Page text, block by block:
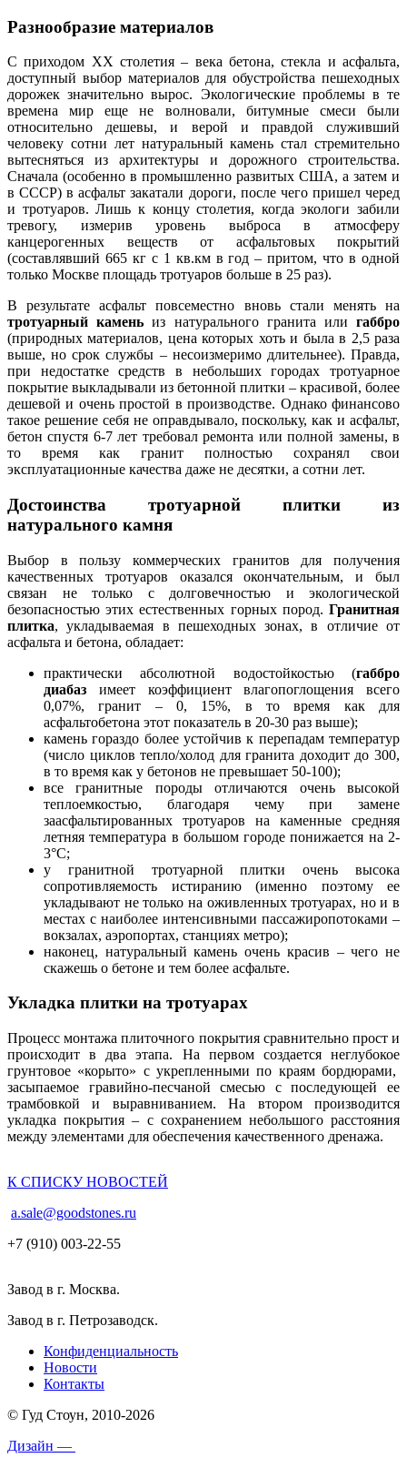
Разнообразие материалов
С приходом ХХ столетия – века бетона, стекла и асфальта,
доступный выбор материалов для обустройства пешеходных
дорожек значительно вырос. Экологические проблемы в те
времена мир еще не волновали, битумные смеси были
относительно дешевы, и верой и правдой служивший
человеку сотни лет натуральный камень стал стремительно
вытесняться из архитектуры и дорожного строительства.
Сначала (особенно в промышленно развитых США, а затем и
в СССР) в асфальт закатали дороги, после чего пришел черед
и тротуаров. Лишь к концу столетия, когда экологи забили
тревогу, измерив уровень выброса в атмосферу
канцерогенных веществ от асфальтовых покрытий
(составлявший 665 кг с 1 кв.км в год – притом, что в одной
только Москве площадь тротуаров больше в 25 раз).
В результате асфальт повсеместно вновь стали менять на
тротуарный камень из натурального гранита илигаббро
(природных материалов, цена которых хоть и была в 2,5 раза
выше, но срок службы – несоизмеримо длительнее). Правда,
при недостатке средств в небольших городах тротуарное
покрытие выкладывали из бетонной плитки – красивой, более
дешевой и очень простой в производстве. Однако финансово
такое решение себя не оправдывало, поскольку, как и асфальт,
бетон спустя 6-7 лет требовал ремонта или полной замены, в
то время как гранит полностью сохранял свои
эксплуатационные качества даже не десятки, а сотни лет.
Достоинства тротуарной плитки из
натурального камня
Выбор в пользу коммерческих гранитов для получения
качественных тротуаров оказался окончательным, и был
связан не только с долговечностью и экологической
безопасностью этих естественных горных пород. Гранитная
плитка, укладываемая в пешеходных зонах, в отличие от
асфальта и бетона, обладает:
практически абсолютной водостойкостью (габбро
диабаз имеет коэффициент влагопоглощения всего
0,07%, гранит – 0, 15%, в то время как для
асфальтобетона этот показатель в 20-30 раз выше);
камень гораздо более устойчив к перепадам температур
(число циклов тепло/холод для гранита доходит до 300,
в то время как у бетонов не превышает 50-100);
все гранитные породы отличаются очень высокой
теплоемкостью, благодаря чему при замене
заасфальтированных тротуаров на каменные средняя
летняя температура в большом городе понижается на 2-
3°С;
у гранитной тротуарной плитки очень высока
сопротивляемость истиранию (именно поэтому ее
укладывают не только на оживленных тротуарах, но и в
местах с наиболее интенсивными пассажиропотоками –
вокзалах, аэропортах, станциях метро);
наконец, натуральный камень очень красив – чего не
скажешь о бетоне и тем более асфальте.
Укладка плитки на тротуарах
Процесс монтажа плиточного покрытия сравнительно прост и
происходит в два этапа. На первом создается неглубокое
грунтовое «корыто» с укрепленными по краям бордюрами,
засыпаемое гравийно-песчаной смесью с последующей ее
трамбовкой и выравниванием. На втором производится
укладка покрытия – с сохранением небольшого расстояния
между элементами для обеспечения качественного дренажа.
К СПИСКУ НОВОСТЕЙ
a.sale@goodstones.ru
+7 (910) 003-22-55
Завод в г. Москва.
Завод в г. Петрозаводск.
Конфиденциальность
Новости
Контакты
© Гуд Стоун, 2010-2026
Дизайн —